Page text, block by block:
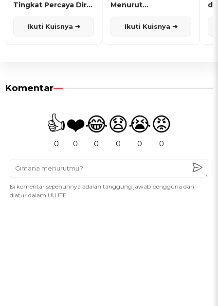
Tingkat Percaya Diri
Ikuti Kuisnya ➔
Menurut
Ikuti Kuisnya ➔
Komentar
👍
0
❤️
0
😂
0
😧
0
😭
0
😡
0
Isi komentar sepenuhnya adalah tanggung jawab pengguna dan
diatur dalam UU ITE